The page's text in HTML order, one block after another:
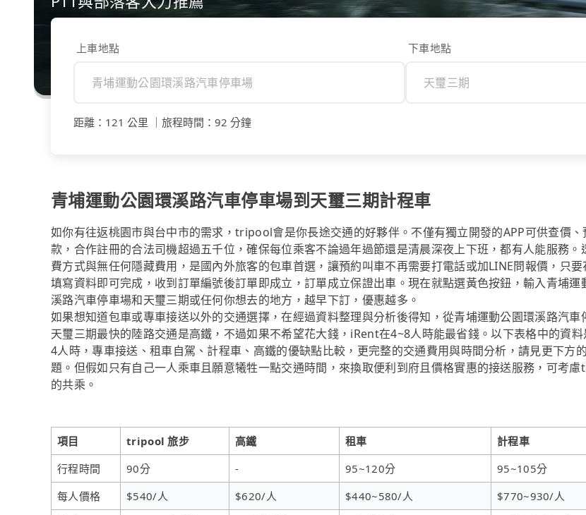
上車地點 下車地點
距離 ： 121 公里 旅程時間 ： 92 分鐘
青埔運動公園環溪路汽車停車場到天璽三期計程車
如你有往返桃園市與台中市的需求，tripool會是你長途交通的好夥伴。不僅有獨立開發的APP可供查價、
款，合作註冊的合法司機超過五千位，確保每位乘客不論過年過節還是清晨深夜上下班，都有人能服務。
費方式與無任何隱藏費用，是國內外旅客的包車首選，讓預約叫車不再需要打電話或加LINE問報價，只要
填寫資料即可完成，收到訂單編號後訂單即成立，訂單成立保證出車。現在就點選黃色按鈕，輸入青埔運
溪路汽車停車場和天璽三期或任何你想去的地方，越早下訂，優惠越多。
如果想知道包車或專車接送以外的交通選擇，在經過資料整理與分析後得知，從青埔運動公園環溪路汽車
天璽三期最快的陸路交通是高鐵，不過如果不希望花大錢，iRent在4~8人時能最省錢。以下表格中的資料
4人時，專車接送、租車自駕、計程車、高鐵的優缺點比較，更完整的交通費用與時間分析，請見更下方
題。但假如只有自己一人乘車且願意犧牲一點交通時間，來換取便利到府且價格實惠的接送服務，可考
的共乘。
項目 tripool 旅步 高鐵 租車
計程車
行程時間
90分 - 95~120分
95~105分
每人價格
$540/人 $620/人 $440~580/人
$770~930/人